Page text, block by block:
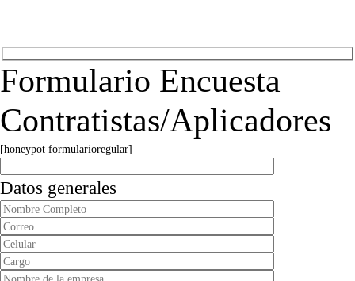
Formulario Encuesta
Contratistas/Aplicadores
[honeypot formularioregular]
Datos generales